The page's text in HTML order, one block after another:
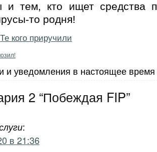
и тем, кто ищет средства
то родня!
Те кого приручили
и уведомления в настоящее
2 “Побеждая FIP”
:
в 21:36